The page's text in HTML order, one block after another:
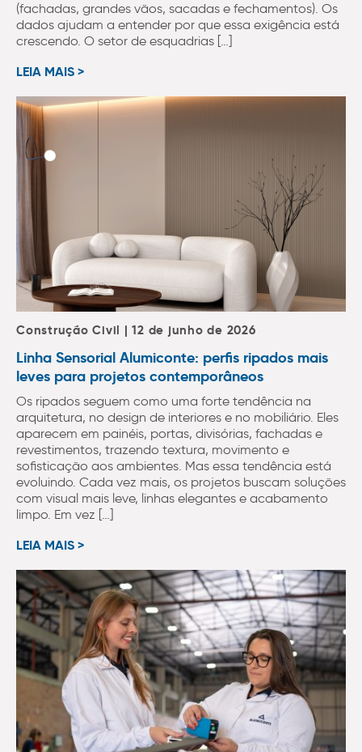
(fachadas, grandes vãos, sacadas e fechamentos). Os
dados ajudam a entender por que essa exigência está
crescendo. O setor de esquadrias […]
LEIA MAIS >
Construção Civil | 12 de junho de 2026
Linha Sensorial Alumiconte: perfis ripados mais
leves para projetos contemporâneos
Os ripados seguem como uma forte tendência na
arquitetura, no design de interiores e no mobiliário. Eles
aparecem em painéis, portas, divisórias, fachadas e
revestimentos, trazendo textura, movimento e
sofisticação aos ambientes. Mas essa tendência está
evoluindo. Cada vez mais, os projetos buscam soluções
com visual mais leve, linhas elegantes e acabamento
limpo. Em vez […]
LEIA MAIS >